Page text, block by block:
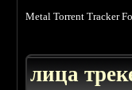
Metal Torrent Tracker
лица